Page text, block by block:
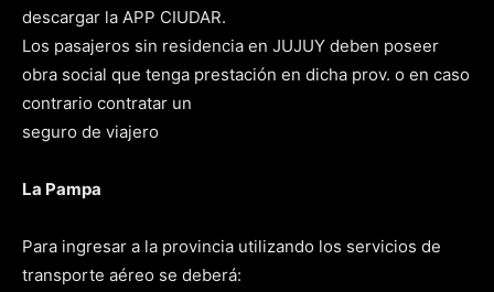
descargar la APP CIUDAR.
Los pasajeros sin residencia en JUJUY deben poseer
obra social que tenga prestación en dicha prov. o en caso
contrario contratar un
seguro de viajero
La Pampa
Para ingresar a la provincia utilizando los servicios de
transporte aéreo se deberá: